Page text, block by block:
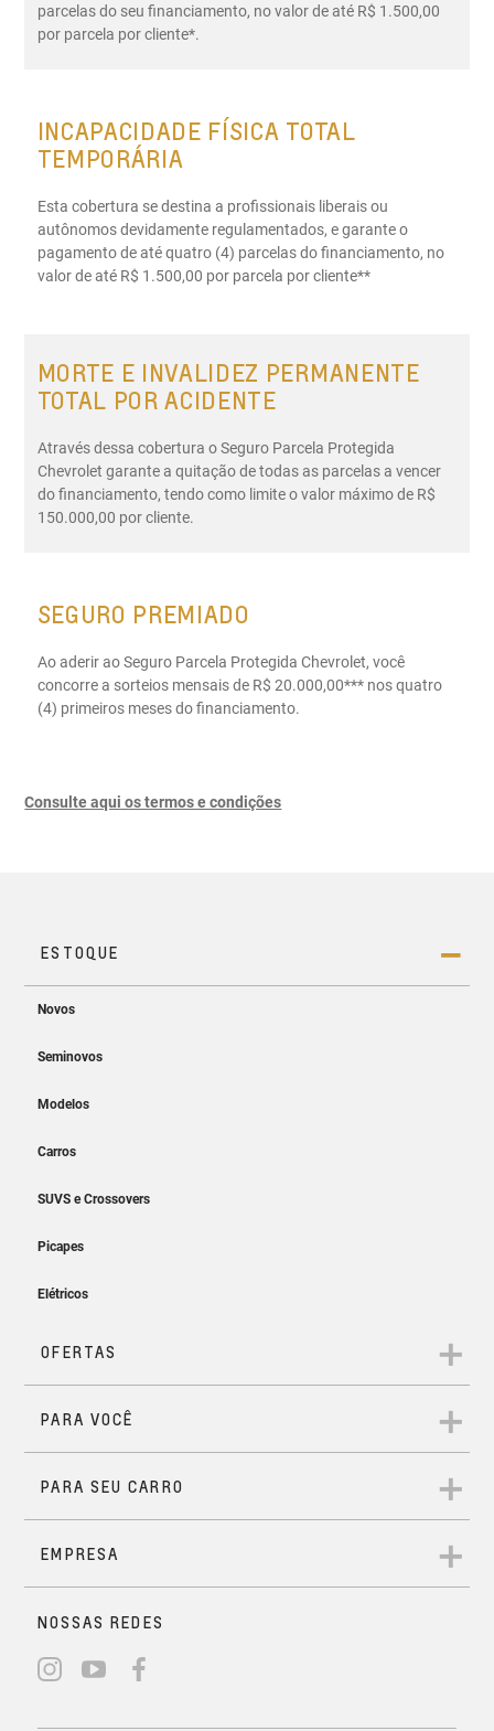
parcelas do seu financiamento, no valor de até R$ 1.500,00
por parcela por cliente*.
INCAPACIDADE FÍSICA TOTAL
TEMPORÁRIA
Esta cobertura se destina a profissionais liberais ou
autônomos devidamente regulamentados, e garante o
pagamento de até quatro (4) parcelas do financiamento, no
valor de até R$ 1.500,00 por parcela por cliente**
MORTE E INVALIDEZ PERMANENTE
TOTAL POR ACIDENTE
Através dessa cobertura o Seguro Parcela Protegida
Chevrolet garante a quitação de todas as parcelas a vencer
do financiamento, tendo como limite o valor máximo de R$
150.000,00 por cliente.
SEGURO PREMIADO
Ao aderir ao Seguro Parcela Protegida Chevrolet, você
concorre a sorteios mensais de R$ 20.000,00*** nos quatro
(4) primeiros meses do financiamento.
Consulte aqui os termos e condições